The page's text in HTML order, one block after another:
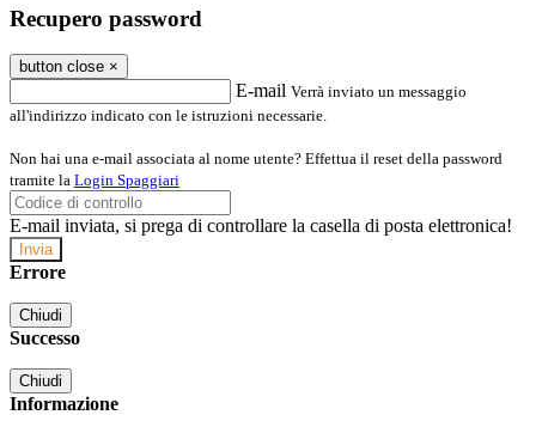
Recupero password
button close ×
E-mail Verrà inviato un messaggio
all'indirizzo indicato con le istruzioni necessarie.
Non hai una e-mail associata al nome utente? Effettua il reset della password
tramite la Login Spaggiari
E-mail inviata, si prega di controllare la casella di posta elettronica!
Errore
Chiudi
Successo
Chiudi
Informazione